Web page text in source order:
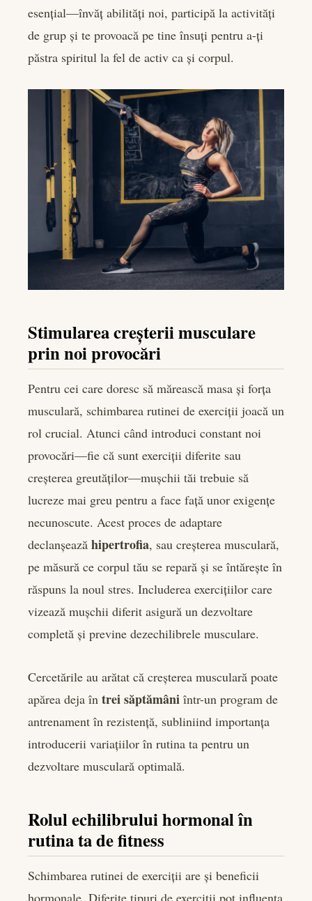
esențial—învăț abilități noi, participă la activități
de grup și te provoacă pe tine însuți pentru a-ți
păstra spiritul la fel de activ ca și corpul.
Stimularea creșterii musculare
prin noi provocări
Pentru cei care doresc să mărească masa și forța
musculară, schimbarea rutinei de exerciții joacă un
rol crucial. Atunci când introduci constant noi
provocări—fie că sunt exerciții diferite sau
creșterea greutăților—mușchii tăi trebuie să
lucreze mai greu pentru a face față unor exigențe
necunoscute. Acest proces de adaptare
declanșează hipertrofia, sau creșterea musculară,
pe măsură ce corpul tău se repară și se întărește în
răspuns la noul stres. Includerea exercițiilor care
vizează mușchii diferit asigură un dezvoltare
completă și previne dezechilibrele musculare.
Cercetările au arătat că creșterea musculară poate
apărea deja în trei săptămâni într-un program de
antrenament în rezistență, subliniind importanța
introducerii variațiilor în rutina ta pentru un
dezvoltare musculară optimală.
Rolul echilibrului hormonal în
rutina ta de fitness
Schimbarea rutinei de exerciții are și beneficii
hormonale. Diferite tipuri de exerciții pot influența